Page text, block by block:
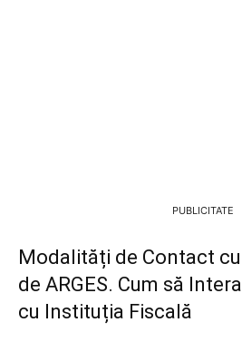
PUBLICITATE
Modalități de Contact
de ARGES. Cum să
cu Instituția Fiscală